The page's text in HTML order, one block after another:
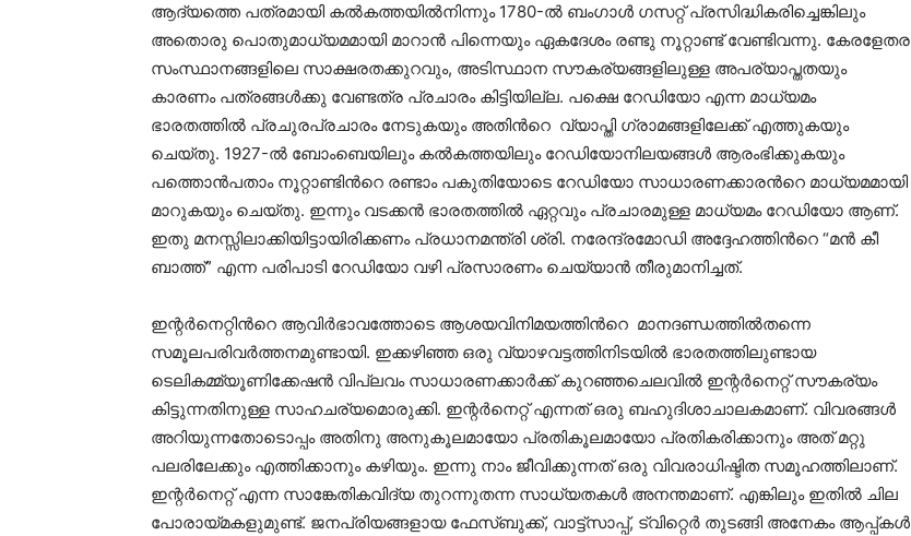
ആദ്യത്തെ പത്രമായി കല്‍കത്തയില്‍നിന്നും 1780-ല്‍ ബംഗാൾ ഗസറ്റ് പ്രസിദ്ധികരിച്ചെങ്കിലും
അതൊരു പൊതുമാധ്യമമായി മാറാന്‍ പിന്നെയും ഏകദേശം രണ്ടു നൂറ്റാണ്ട് വേണ്ടിവന്നു. കേരളേതര
സംസ്ഥാനങ്ങളിലെ സാക്ഷരതക്കുറവും, അടിസ്ഥാന സൗകര്യങ്ങളിലുള്ള അപര്യാപ്തതയും
കാരണം പത്രങ്ങള്‍ക്കു വേണ്ടത്ര പ്രചാരം കിട്ടിയില്ല. പക്ഷെ റേഡിയോ എന്ന മാധ്യമം
ഭാരതത്തില്‍ പ്രചുരപ്രചാരം നേടുകയും അതിന്‍റെ വ്യാപ്തി ഗ്രാമങ്ങളിലേക്ക് എത്തുകയും
ചെയ്തു. 1927-ല്‍ ബോംബെയിലും കല്‍കത്തയിലും റേഡിയോനിലയങ്ങൾ ആരംഭിക്കുകയും
പത്തൊന്‍പതാം നൂറ്റാണ്ടിന്‍റെ രണ്ടാം പകുതിയോടെ റേഡിയോ സാധാരണക്കാരന്‍റെ മാധ്യമമായി
മാറുകയും ചെയ്തു. ഇന്നും വടക്കൻ ഭാരതത്തിൽ ഏറ്റവും പ്രചാരമുള്ള മാധ്യമം റേഡിയോ ആണ്.
ഇതു മനസ്സിലാക്കിയിട്ടായിരിക്കണം പ്രധാനമന്ത്രി ശ്രി. നരേന്ദ്രമോഡി അദ്ദേഹത്തിന്‍റെ “മന്‍ കീ
ബാത്ത്” എന്ന പരിപാടി റേഡിയോ വഴി പ്രസാരണം ചെയ്യാൻ തീരുമാനിച്ചത്.
ഇന്റര്‍നെറ്റിന്‍റെ ആവിര്‍ഭാവത്തോടെ ആശയവിനിമയത്തിന്‍റെ മാനദണ്ഡത്തില്‍തന്നെ
സമൂലപരിവര്‍ത്തനമുണ്ടായി. ഇക്കഴിഞ്ഞ ഒരു വ്യാഴവട്ടത്തിനിടയില്‍ ഭാരതത്തിലുണ്ടായ
ടെലികമ്മ്യൂണിക്കേഷൻ വിപ്ലവം സാധാരണക്കാര്‍ക്ക് കുറഞ്ഞചെലവിൽ ഇന്റര്‍നെറ്റ്‌ സൗകര്യം
കിട്ടുന്നതിനുള്ള സാഹചര്യമൊരുക്കി. ഇന്റര്‍നെറ്റ്‌ എന്നത് ഒരു ബഹുദിശാചാലകമാണ്‌. വിവരങ്ങള്‍
അറിയുന്നതോടൊപ്പം അതിനു അനുകൂലമായോ പ്രതികൂലമായോ പ്രതികരിക്കാനും അത് മറ്റു
പലരിലേക്കും എത്തിക്കാനും കഴിയും. ഇന്നു നാം ജീവിക്കുന്നത് ഒരു വിവരാധിഷ്ടിത സമൂഹത്തിലാണ്.
ഇന്റര്‍നെറ്റ്‌ എന്ന സാങ്കേതികവിദ്യ തുറന്നുതന്ന സാധ്യതകള്‍ അനന്തമാണ്‌. എങ്കിലും ഇതില്‍ ചില
പോരായ്മകളുമുണ്ട്. ജനപ്രിയങ്ങളായ ഫേസ്ബുക്ക്‌, വാട്ട്‌സാപ്പ്, ട്വിറ്റെര്‍ തുടങ്ങി അനേകം ആപ്പ്കൾ